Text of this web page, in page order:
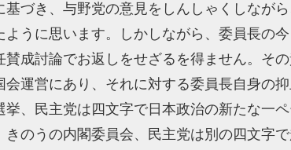
基づき、与野党の意見をしんしゃくしなが
ように思います。しかしながら、委員長の
賛成討論でお返しをせざるを得ません。そ
会運営にあり、それに対する委員長自身の
挙、民主党は四文字で日本政治の新たな一ペ
きのうの内閣委員会、民主党は別の四文字